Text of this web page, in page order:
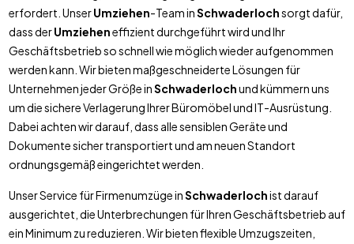
erfordert. UnserUmziehen-Team inSchwaderlochsorgt dafür,
dass derUmzieheneffizient durchgeführt wird und Ihr
Geschäftsbetrieb so schnell wie möglich wieder aufgenommen
werden kann. Wir bieten maßgeschneiderte Lösungen für
Unternehmen jeder Größe inSchwaderlochund kümmern uns
um die sichere Verlagerung Ihrer Büromöbel und IT-Ausrüstung.
Dabei achten wir darauf, dass alle sensiblen Geräte und
Dokumente sicher transportiert und am neuen Standort
ordnungsgemäß eingerichtet werden.
Unser Service für Firmenumzüge inSchwaderlochist darauf
ausgerichtet, die Unterbrechungen für Ihren Geschäftsbetrieb auf
ein Minimum zu reduzieren. Wir bieten flexible Umzugszeiten,